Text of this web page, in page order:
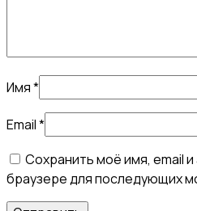
Имя*
Email*
Сохранить моё имя, email
браузере для последующих